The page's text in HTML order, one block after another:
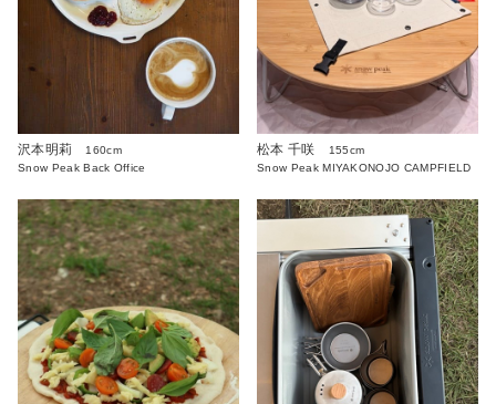
沢本明莉
160cm
Snow Peak Back Office
松本 千咲
155cm
Snow Peak MIYAKONOJO CAMPFIELD